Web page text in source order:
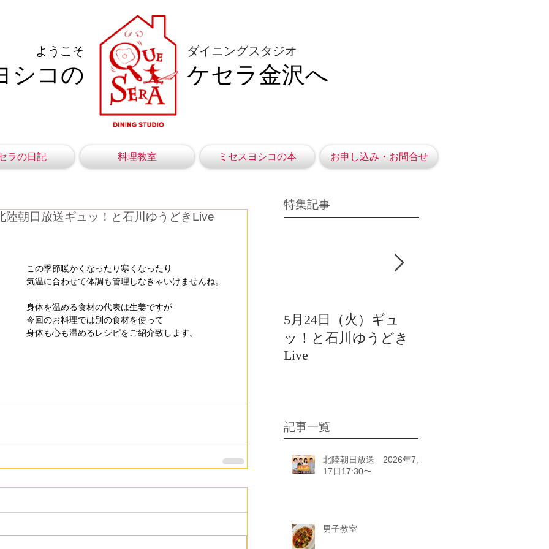
ようこそ
シコの
ダイニングスタジオ
ケセラ金沢へ
ラの日記 料理教室 ミセスヨシコの本 お申し込み・お問合せ
朝日放送ギュッ！と石川ゆうどきLive
この季節暖かくなったり寒くなったり
気温に合わせて体調も管理しなきゃいけませんね。
身体を温める食材の代表は生姜ですが
今回のお料理では別の食材を使って
身体も心も温めるレシピをご紹介致します。
特集記事
5月24日（火）ギュ
ッ！と石川ゆうどき
Live
記事一覧
北陸朝日放送 2026年7月
17日17:30〜
男子教室